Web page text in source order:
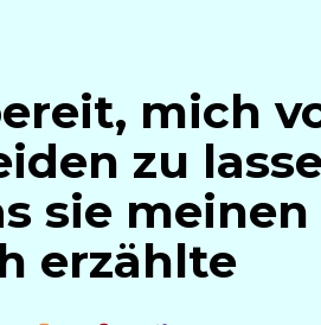
mich
zu
sie
erzählte